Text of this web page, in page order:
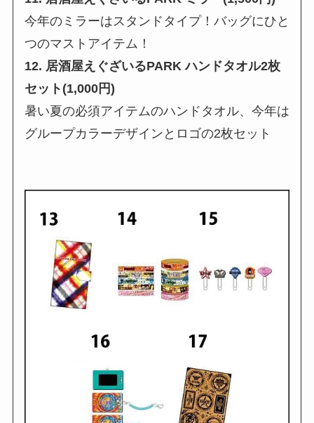
今年のミラーはスタンドタイプ！バッグにひと
つのマストアイテム！
12. 居酒屋えぐざいるPARK ハンドタオル2枚
セット(1,000円)
暑い夏の必須アイテムのハンドタオル、今年は
グループカラーデザインとロゴの2枚セット